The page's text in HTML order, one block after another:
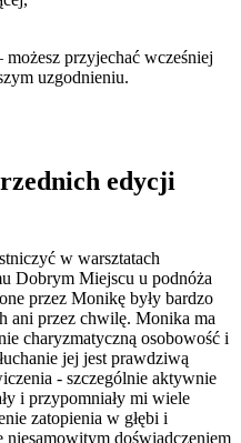
przyjechać wcześniej
uzgodnieniu.
edycji
w warsztatach
Dobrym Miejscu u podnóża
przez Monikę były bardzo
ani przez chwilę. Monika ma
charyzmatyczną osobowość i
jej jest prawdziwą
- szczególnie aktywnie
i przypomniały mi wiele
zatopienia w głębi i
niesamowitym doświadczeniem